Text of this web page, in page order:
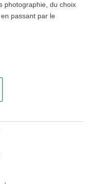
photographie, du choix
passant par le